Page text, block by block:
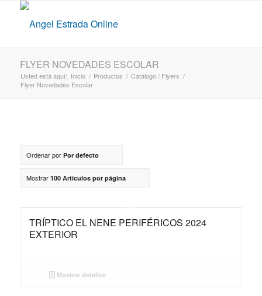
FLYER NOVEDADES ESCOLAR
Usted está aquí: Inicio / Productos / Catálogo / Flyers /
Flyer Novedades Escolar
Ordenar por Por defecto
Mostrar 100 Artículos por página
TRÍPTICO EL NENE PERIFÉRICOS 2024
EXTERIOR
Mostrar detalles